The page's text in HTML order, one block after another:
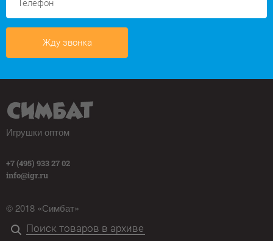
Жду звонка
Игрушки оптом
+7 (495) 933 27 02
info@igr.ru
© 2018 «Симбат»